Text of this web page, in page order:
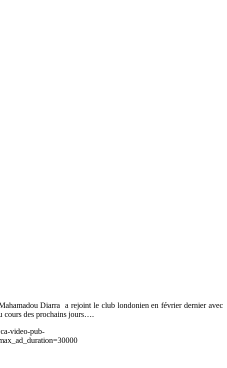
Diarra a rejoint le club londonien en février dernier avec
cours des prochains jours….
video-pub-